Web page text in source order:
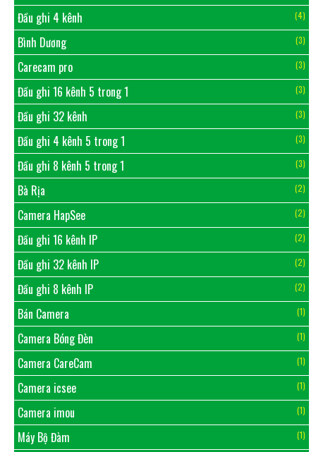
Đầu ghi 4 kênh (4)
Bình Dương (3)
Carecam pro (3)
Đầu ghi 16 kênh 5 trong 1 (3)
Đầu ghi 32 kênh (3)
Đầu ghi 4 kênh 5 trong 1 (3)
Đầu ghi 8 kênh 5 trong 1 (3)
Bà Rịa (2)
Camera HapSee (2)
Đầu ghi 16 kênh IP (2)
Đầu ghi 32 kênh IP (2)
Đầu ghi 8 kênh IP (2)
Bán Camera (1)
Camera Bóng Đèn (1)
Camera CareCam (1)
Camera icsee (1)
Camera imou (1)
Máy Bộ Đàm (1)